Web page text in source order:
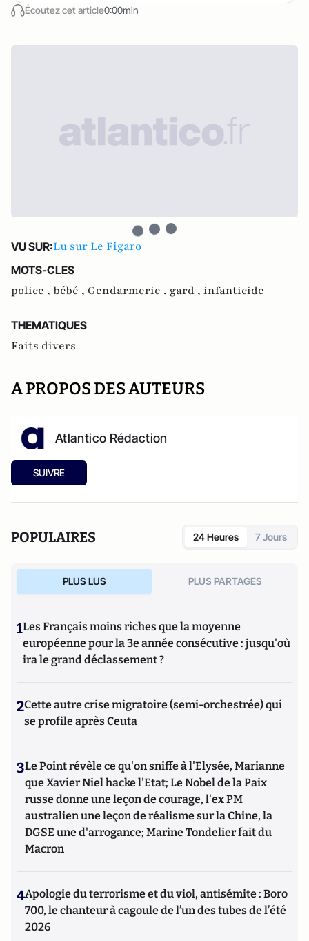
Écoutez cet article0:00min
VU SUR:Lu sur Le Figaro
MOTS-CLES
police , bébé , Gendarmerie , gard , infanticide
THEMATIQUES
Faits divers
A PROPOS DES AUTEURS
Atlantico Rédaction
SUIVRE
POPULAIRES 24 Heures 7 Jours
PLUS LUS PLUS PARTAGES
1Les Français moins riches que la moyenne
européenne pour la 3e année consécutive : jusqu'où
ira le grand déclassement ?
2Cette autre crise migratoire (semi-orchestrée) qui
se profile après Ceuta
3Le Point révèle ce qu'on sniffe à l'Elysée, Marianne
que Xavier Niel hacke l'Etat; Le Nobel de la Paix
russe donne une leçon de courage, l'ex PM
australien une leçon de réalisme sur la Chine, la
DGSE une d'arrogance; Marine Tondelier fait du
Macron
4Apologie du terrorisme et du viol, antisémite : Boro
700, le chanteur à cagoule de l’un des tubes de l’été
2026